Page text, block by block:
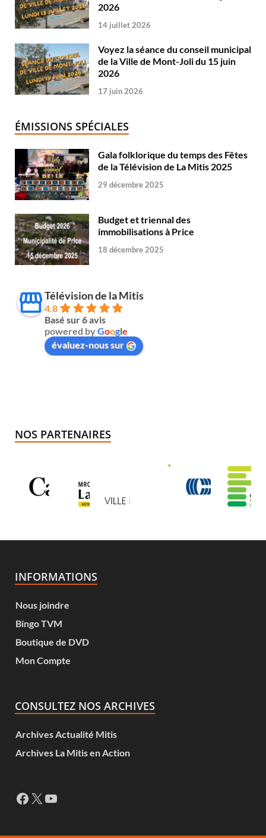
2026
14 juillet 2026
Voyez la séance du conseil municipal
de la Ville de Mont-Joli du 15 juin
2026
17 juin 2026
ÉMISSIONS SPÉCIALES
Gala folklorique du temps des Fêtes
de la Télévision de La Mitis 2025
29 décembre 2025
Budget et triennal des
immobilisations à Price
18 décembre 2025
Télévision de la Mitis
4.8
Basé sur 6 avis
powered byGoogle
évaluez-nous sur
NOS PARTENAIRES
INFORMATIONS
Nous joindre
Bingo TVM
Boutique de DVD
Mon Compte
CONSULTEZ NOS ARCHIVES
Archives Actualité Mitis
Archives La Mitis en Action